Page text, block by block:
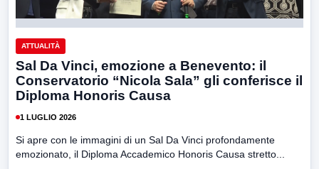
ATTUALITÀ
Sal Da Vinci, emozione a Benevento: il
Conservatorio “Nicola Sala” gli conferisce il
Diploma Honoris Causa
1 LUGLIO 2026
Si apre con le immagini di un Sal Da Vinci profondamente
emozionato, il Diploma Accademico Honoris Causa stretto...